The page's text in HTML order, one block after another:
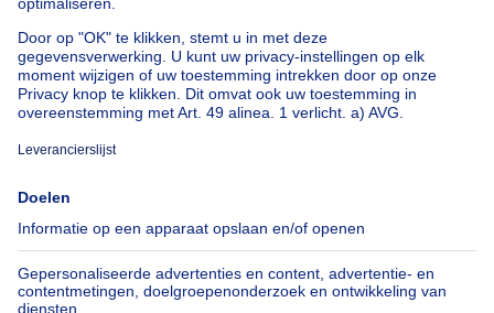
Huis te koop met 3 slaapkamers Stene
Huis te koop met 3 slaapkamers Deurne
Over
Immoweb
Pers
Jobs
Axel Springer Group
SeLoger.com
Tools
Belfius
Verzekeringen
Verhuis checklist